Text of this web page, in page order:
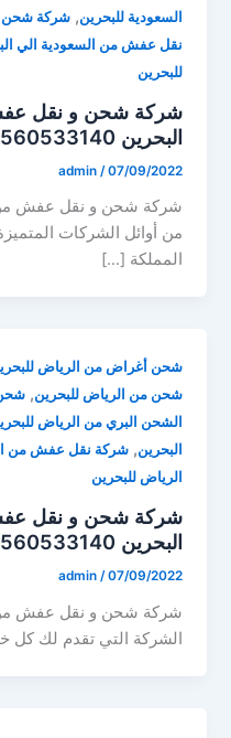
السعودية للبحرين,شركة شحن
نقل عفش من السعودية الي
للبحرين
شركة شحن و نقل
البحرين 0560533140
admin /07/09/2022
شركة شحن و نقل عفش من
من أوائل الشركات
المملكة […]
شحن أغراض من الرياض
شحن من الرياض للبحرين,شحن
الشحن البري من الرياض
البحرين,شركة نقل عفش من
الرياض للبحرين
شركة شحن و نقل
البحرين 0560533140
admin /07/09/2022
شركة شحن و نقل عفش من
الشركة التي تقدم لك كل